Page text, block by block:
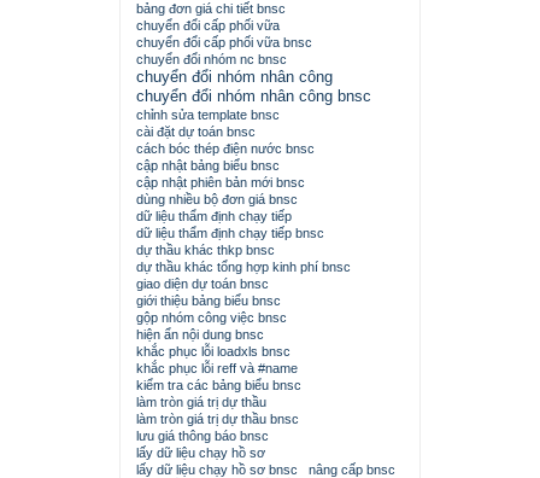
bảng đơn giá chi tiết bnsc
chuyển đổi cấp phối vữa
chuyển đổi cấp phối vữa bnsc
chuyển đổi nhóm nc bnsc
chuyển đổi nhóm nhân công
chuyển đổi nhóm nhân công bnsc
chỉnh sửa template bnsc
cài đặt dự toán bnsc
cách bóc thép điện nước bnsc
cập nhật bảng biểu bnsc
cập nhật phiên bản mới bnsc
dùng nhiều bộ đơn giá bnsc
dữ liệu thẩm định chạy tiếp
dữ liệu thẩm định chạy tiếp bnsc
dự thầu khác thkp bnsc
dự thầu khác tổng hợp kinh phí bnsc
giao diện dự toán bnsc
giới thiệu bảng biểu bnsc
gộp nhóm công việc bnsc
hiện ẩn nội dung bnsc
khắc phục lỗi loadxls bnsc
khắc phục lỗi reff và #name
kiểm tra các bảng biểu bnsc
làm tròn giá trị dự thầu
làm tròn giá trị dự thầu bnsc
lưu giá thông báo bnsc
lấy dữ liệu chạy hồ sơ
lấy dữ liệu chạy hồ sơ bnsc
nâng cấp bnsc